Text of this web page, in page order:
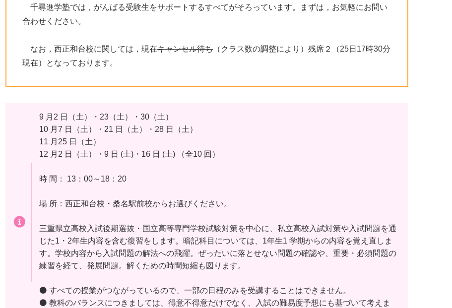
千尋進学塾では，がんばる受験生をサポートするすべてがそろっています。まずは，お気軽にお問い
合わせください。
なお，西正和台校に関しては，現在キャンセル待ち （クラス数の調整により）残席２（25日17時30分
現在）となっております。
9 月2 日（土）・23（土）・30（土）
10 月7 日（土）・21 日（土）・28 日（土）
11 月25 日（土）
12 月2 日（土）・9 日 (土)・16 日 (土) （全10 回）
時 間： 13：00～18：20
場 所：西正和台校・桑名駅前校からお選びください。
三重県立高校入試後期選抜・国立高等専門学校試験対策を中心に、私立高校入試対策や入試問題を通
じた1・2年生内容を含む復習をします。暗記科目については、1年生1 学期からの内容を覚え直しま
す。学校内容から入試問題の解法への飛躍。ぜったいに落とせない問題の確認や、重要・必須問題の
練習を経て、発展問題。解くための時間短縮も図ります。
⚫ すべての授業がつながっているので、一部の日程のみを受講することはできません。
⚫ 教科のバランスにつきましては、得意不得意だけでなく、入試の難易度予想にも基づいて考えま